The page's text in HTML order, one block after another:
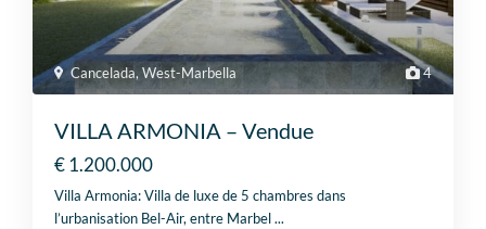
4
Cancelada,West-Marbella
VILLA ARMONIA – Vendue
€ 1.200.000
Villa Armonia: Villa de luxe de 5 chambres dans
l’urbanisation Bel-Air, entre Marbel...